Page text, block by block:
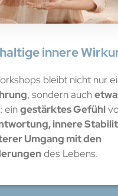
innere
bleibt nicht nur
, sondern auch
: eingestärktes Gefühl
innere
Umgang mit den
des Lebens.